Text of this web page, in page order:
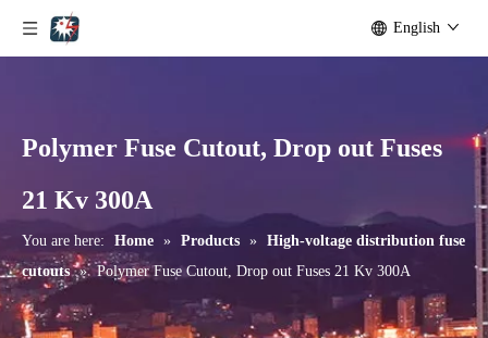
English
Polymer Fuse Cutout, Drop out Fuses
21 Kv 300A
You are here: Home » Products » High-voltage distribution fuse
cutouts » Polymer Fuse Cutout, Drop out Fuses 21 Kv 300A
Polymer Fuse Cutout, Drop out Fuses 15 Kv 100A Polymer Fuse Cutout, Drop out Fuses 15 Kv 200A